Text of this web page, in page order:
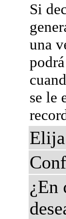
Si
una
se le
¿En